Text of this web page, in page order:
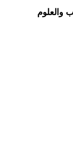
والعلوم